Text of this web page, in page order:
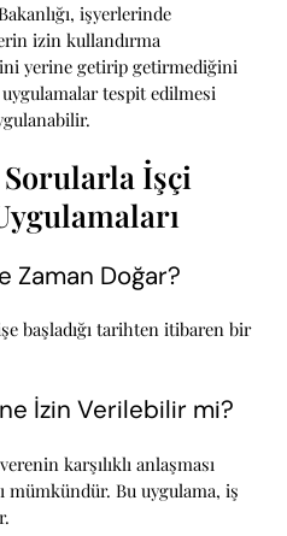
işyerlerinde
izin kullandırma
yerine getirip getirmediğini
uygulamalar tespit edilmesi
Sorularla İşçi
Zaman Doğar?
başladığı tarihten itibaren bir
İzin Verilebilir mi?
karşılıklı anlaşması
mümkündür. Bu uygulama, iş